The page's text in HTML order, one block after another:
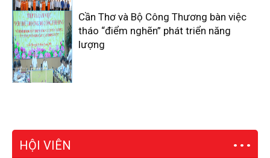
Cần Thơ và Bộ Công Thương bàn việc
tháo “điểm nghẽn” phát triển năng
lượng
HỘI VIÊN